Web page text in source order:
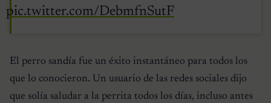
pic.twitter.com/DebmfnSutF
El perro sandía fue un éxito instantáneo para todos los
que lo conocieron. Un usuario de las redes sociales dijo
que solía saludar a la perrita todos los días, incluso antes